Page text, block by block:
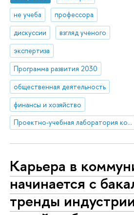
не учеба
профессора
дискуссии
взгляд ученого
экспертиза
Программа развития 2030
общественная деятельность
финансы и хозяйство
Проектно-учебная лаборатория коммуникаций в креативных индустриях
Карьера в
начинается с
тренды